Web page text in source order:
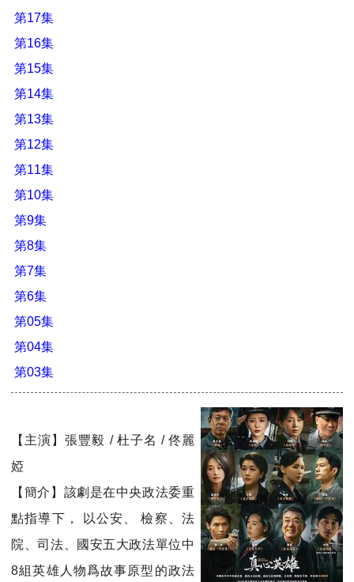
第17集
第16集
第15集
第14集
第13集
第12集
第11集
第10集
第9集
第8集
第7集
第6集
第05集
第04集
第03集
【主演】張豐毅 / 杜子名 / 佟麗
婭
【簡介】該劇是在中央政法委重
點指導下， 以公安、 檢察、法
院、司法、國安五大政法單位中
8組英雄人物爲故事原型的政法